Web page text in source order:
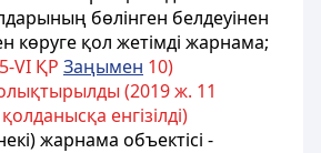
бөлінген белдеуінен
көруге қол жетімді жарнама;
VІ ҚР Заңымен 10)
(2019 ж. 11
енгізілді)
жарнама объектісі -